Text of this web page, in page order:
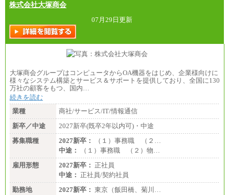
株式会社大塚商会
07月29日更新
大塚商会グループはコンピュータからOA機器をはじめ、企業様向けに
様々なシステム構築とサービス＆サポートを提供しており、全国に130
万社の顧客をもつ、国内…
続きを読む
業種
商社/サービス/IT/情報通信
新卒／中途
2027新卒(既卒2年以内可)・中途
募集職種
2027新卒：
（１）事務職 （２…
中途：
（１）事務職 （２）物…
雇用形態
2027新卒： 正社員
中途： 正社員/契約社員
勤務地
2027新卒： 東京（飯田橋、菊川…